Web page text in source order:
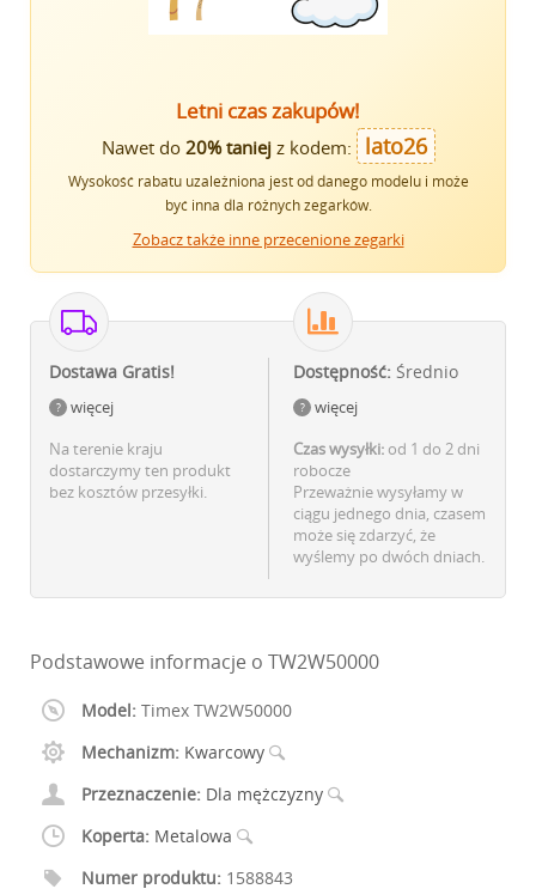
Letni czas zakupów!
Nawet do 20% taniejz kodem: lato26
Wysokość rabatu uzależniona jest od danego modelu i może
być inna dla różnych zegarków.
Zobacz także inne przecenione zegarki
Dostawa Gratis!
więcej
Na terenie kraju
dostarczymy ten produkt
bez kosztów przesyłki.
Dostępność: Średnio
więcej
Czas wysyłki: od 1 do 2 dni
robocze
Przeważnie wysyłamy w
ciągu jednego dnia, czasem
może się zdarzyć, że
wyślemy po dwóch dniach.
Podstawowe informacje o TW2W50000
Model: Timex TW2W50000
Mechanizm: Kwarcowy
Przeznaczenie: Dla mężczyzny
Koperta: Metalowa
Numer produktu: 1588843